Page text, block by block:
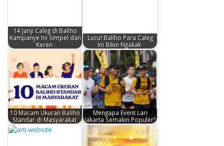
14 Janji Caleg di Baliho
Kampanye Ini Simpel dan
Keren
Lucu! Baliho Para Caleg
Ini Bikin Ngakak
10 Macam Ukuran Baliho
Standar di Masyarakat
Mengapa Event Lari
Jakarta Semakin Populer?